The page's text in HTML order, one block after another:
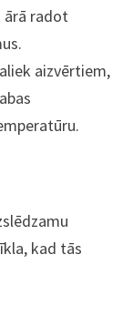
ārā radot
aizvērtiem,
kad tās